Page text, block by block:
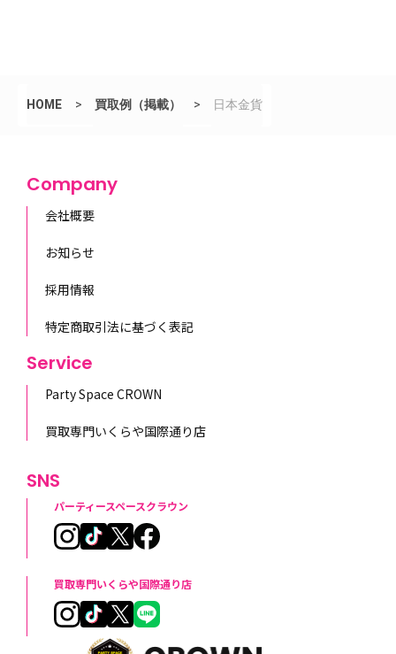
HOME > 買取例（掲載） > 日本金貨
Company
会社概要
お知らせ
採用情報
特定商取引法に基づく表記
Service
Party Space CROWN
買取専門いくらや国際通り店
SNS
パーティースペースクラウン
買取専門いくらや国際通り店